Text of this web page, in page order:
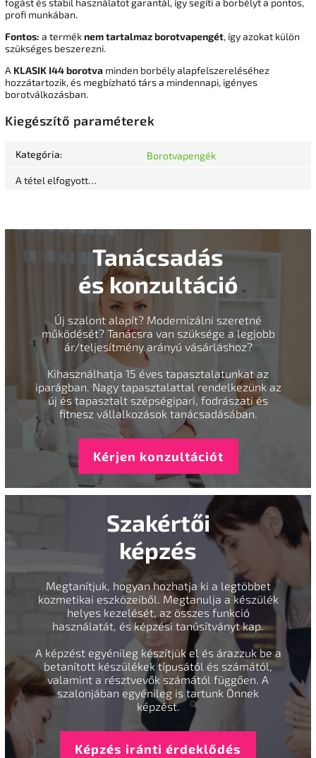
profi munkában.
Fontos: a terméknem tartalmaz borotvapengét, így azokat külön
szükséges beszerezni.
A KLASIK I44 borotva minden borbély alapfelszereléséhez
hozzátartozik, és megbízható társ a mindennapi, igényes
borotválkozásban.
Kiegészítő paraméterek
Kategória: Borotvapengék
A tétel elfogyott…
Tanácsadás
és konzultáció
Új szalont alapít? Modernizálni szeretné
működését? Tanácsra van szüksége a legjobb
ár/teljesítmény arányú vásárláshoz?
Kihasználhatja 15 éves tapasztalatunkat az
iparágban. Nagy tapasztalattal rendelkezünk az
új és tapasztalt szépségipari, fodrászati és
fitnesz vállalkozások tanácsadásában.
Kérjen konzultációt
Szakértői
képzés
Megtanítjuk, hogyan hozhatja ki a legtöbbet
kozmetikai eszközeiből. Megtanulja a készülék
helyes kezelését, az összes funkció
használatát, és képzési tanúsítványt kap.
A képzést egyénileg készítjük el és árazzuk be a
betanított készülékek típusától és számától,
valamint a résztvevők számától függően. A
szalonjában egyénileg is tartunk Önnek
képzést.
Képzés iránti érdeklődés